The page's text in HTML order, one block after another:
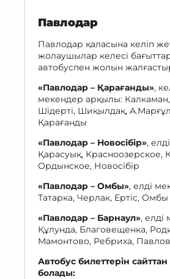
Павлодар
Павлодар қаласына келіп
жолаушылар келесі
автобуспен жолын
«Павлодар – Қарағанды»,
мекендер арқылы: Калкаман,
Шідерті, Шиқылдақ,
Қарағанды
«Павлодар – Новосібір»,
Қарасуық, Красноозерское,
Ордынское, Новосібір
«Павлодар – Омбы», елді
Татарка, Черлак, Ертіс, Омбы
«Павлодар – Барнаул», елді
Құлунда, Благовещенка,
Мамонтово, Ребриха,
Автобус билеттерін
болады: